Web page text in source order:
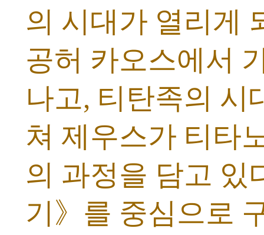
의 시대가 열리게
공허 카오스에서
나고, 티탄족의 시
쳐 제우스가 티타
의 과정을 담고 있
기》를 중심으로